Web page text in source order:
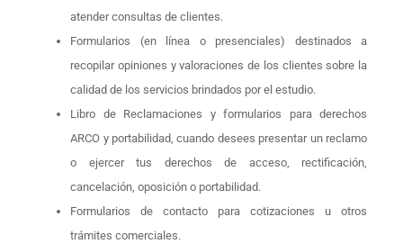
atender consultas de clientes.
Formularios (en línea o presenciales) destinados a
recopilar opiniones y valoraciones de los clientes sobre la
calidad de los servicios brindados por el estudio.
Libro de Reclamaciones y formularios para derechos
ARCO y portabilidad, cuando desees presentar un reclamo
o ejercer tus derechos de acceso, rectificación,
cancelación, oposición o portabilidad.
Formularios de contacto para cotizaciones u otros
trámites comerciales.